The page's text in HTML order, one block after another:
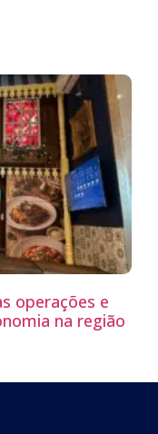
operações e
na região